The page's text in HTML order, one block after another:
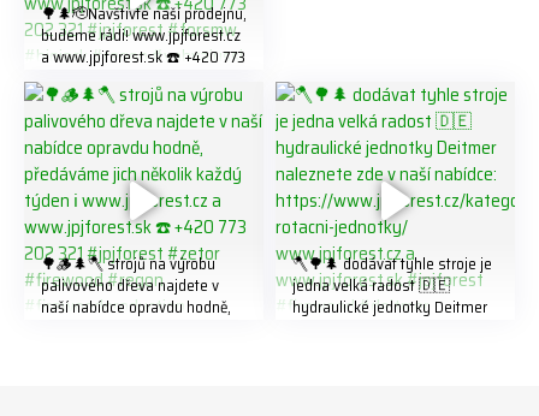
🌳🌲🫡Navštivte naší prodejnu,
budeme rádi! www.jpjforest.cz
a www.jpjforest.sk ☎️ +420 773
202 321 #jpjforest #forsmw
#biojack #regon #vahvajussi
🌳🪵🌲🪓 strojů na výrobu
palivového dřeva najdete v
naší nabídce opravdu hodně,
🪓🌳🌲 dodávat tyhle stroje je
jedna velká radost 🇩🇪
hydraulické jednotky Deitmer